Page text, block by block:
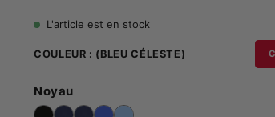
L'article est en stock
COULEUR : (BLEU CÉLESTE)
Noyau